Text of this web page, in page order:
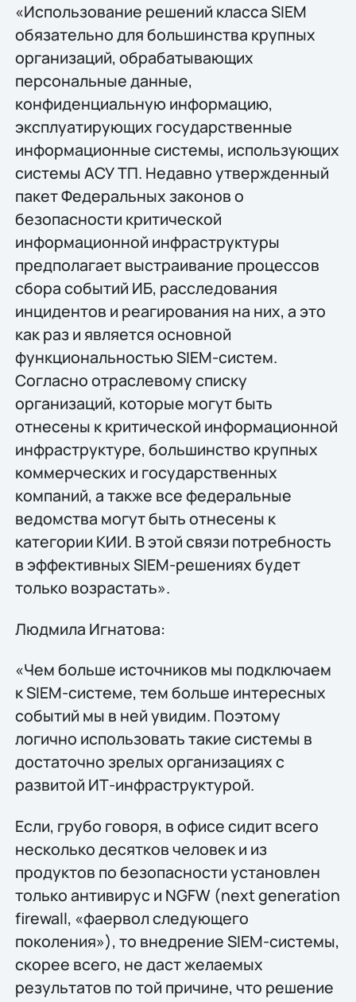
«Использование решений класса SIEM
обязательно для большинства крупных
организаций, обрабатывающих
персональные данные,
конфиденциальную информацию,
эксплуатирующих государственные
информационные системы, использующих
системы АСУ ТП. Недавно утвержденный
пакет Федеральных законов о
безопасности критической
информационной инфраструктуры
предполагает выстраивание процессов
сбора событий ИБ, расследования
инцидентов и реагирования на них, а это
как раз и является основной
функциональностью SIEM-систем.
Согласно отраслевому списку
организаций, которые могут быть
отнесены к критической информационной
инфраструктуре, большинство крупных
коммерческих и государственных
компаний, а также все федеральные
ведомства могут быть отнесены к
категории КИИ. В этой связи потребность
в эффективных SIEM-решениях будет
только возрастать».
Людмила Игнатова:
«Чем больше источников мы подключаем
к SIEM-системе, тем больше интересных
событий мы в ней увидим. Поэтому
логично использовать такие системы в
достаточно зрелых организациях с
развитой ИТ-инфраструктурой.
Если, грубо говоря, в офисе сидит всего
несколько десятков человек и из
продуктов по безопасности установлен
только антивирус и NGFW (next generation
firewall, «фаервол следующего
поколения»), то внедрение SIEM-системы,
скорее всего, не даст желаемых
результатов по той причине, что решение